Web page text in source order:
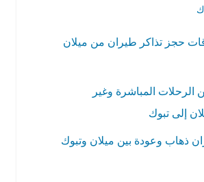
تذاكر طيران من ميلان
المباشرة وغير
تبوك
وعودة بين ميلان وتبوك